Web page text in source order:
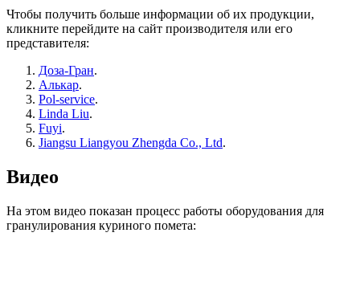
Чтобы получить больше информации об их продукции,
кликните перейдите на сайт производителя или его
представителя:
Доза-Гран.
Алькар.
Pol-service.
Linda Liu.
Fuyi.
Jiangsu Liangyou Zhengda Co., Ltd.
Видео
На этом видео показан процесс работы оборудования для
гранулирования куриного помета: